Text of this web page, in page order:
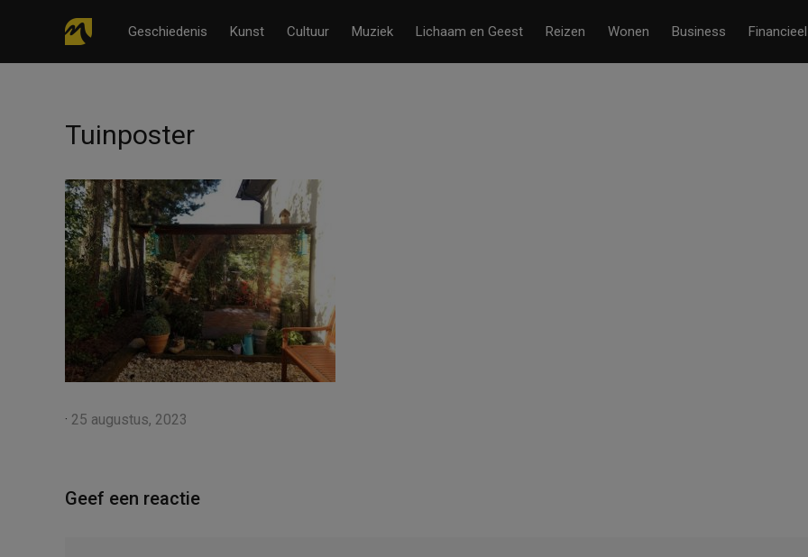
Geschiedenis Kunst Cultuur Muziek Lichaam en Geest Reizen Wonen Business Financieel
Tuinposter
· 25 augustus, 2023
Geef een reactie